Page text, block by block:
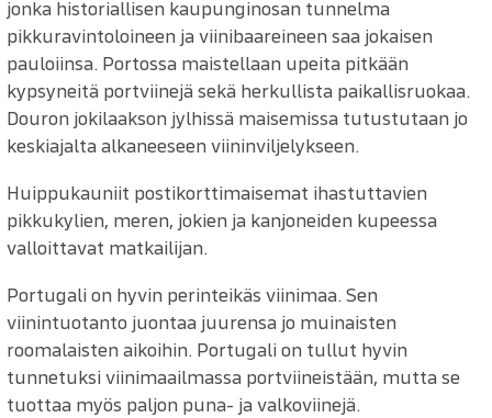
jonka historiallisen kaupunginosan tunnelma
pikkuravintoloineen ja viinibaareineen saa jokaisen
pauloiinsa. Portossa maistellaan upeita pitkään
kypsyneitä portviinejä sekä herkullista paikallisruokaa.
Douron jokilaakson jylhissä maisemissa tutustutaan jo
keskiajalta alkaneeseen viininviljelykseen.
Huippukauniit postikorttimaisemat ihastuttavien
pikkukylien, meren, jokien ja kanjoneiden kupeessa
valloittavat matkailijan.
Portugali on hyvin perinteikäs viinimaa. Sen
viinintuotanto juontaa juurensa jo muinaisten
roomalaisten aikoihin. Portugali on tullut hyvin
tunnetuksi viinimaailmassa portviineistään, mutta se
tuottaa myös paljon puna- ja valkoviinejä.